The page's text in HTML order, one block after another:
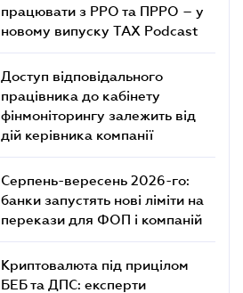
працювати з РРО та ПРРО – у
новому випуску TAX Podcast
Доступ відповідального
працівника до кабінету
фінмоніторингу залежить від
дій керівника компанії
Серпень-вересень 2026-го:
банки запустять нові ліміти на
перекази для ФОП і компаній
Криптовалюта під прицілом
БЕБ та ДПС: експерти